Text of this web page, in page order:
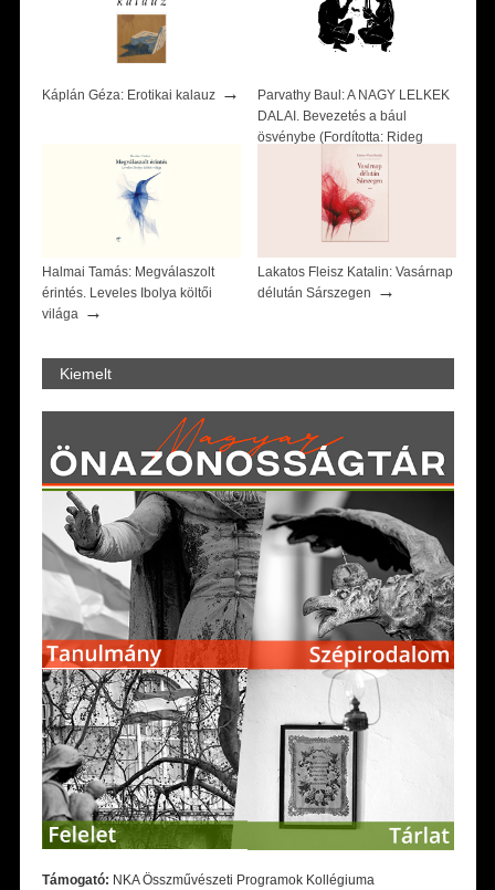
Káplán Géza: Erotikai kalauz→
Parvathy Baul: A NAGY LELKEK
DALAI. Bevezetés a bául
ösvénybe (Fordította: Rideg
Halmai Tamás: Megválaszolt
érintés. Leveles Ibolya költői
világa→
Lakatos Fleisz Katalin: Vasárnap
délután Sárszegen
→
Kiemelt
Támogató: NKA Összművészeti Programok Kollégiuma